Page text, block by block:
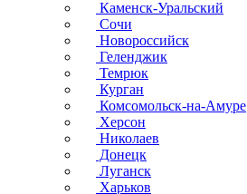
Каменск-Уральский
Сочи
Новороссийск
Геленджик
Темрюк
Курган
Комсомольск-на-Амуре
Херсон
Николаев
Донецк
Луганск
Харьков